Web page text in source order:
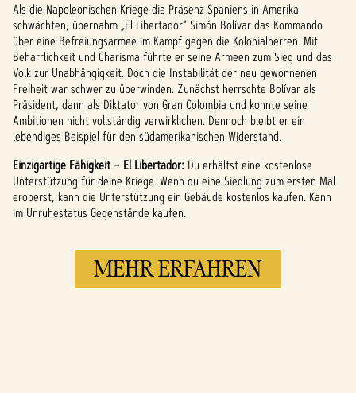
Datenschutzbestimmungen
von YouTubeund der
Übertragung von Daten an
die Google-Server zu.
Als die Napoleonischen Kriege die Präsenz Spaniens in Amerika
schwächten, übernahm „El Libertador“ Simón Bolívar das Kommando
über eine Befreiungsarmee im Kampf gegen die Kolonialherren. Mit
Beharrlichkeit und Charisma führte er seine Armeen zum Sieg und das
Volk zur Unabhängigkeit. Doch die Instabilität der neu gewonnenen
Freiheit war schwer zu überwinden. Zunächst herrschte Bolívar als
Präsident, dann als Diktator von Gran Colombia und konnte seine
Ambitionen nicht vollständig verwirklichen. Dennoch bleibt er ein
lebendiges Beispiel für den südamerikanischen Widerstand.
Einzigartige Fähigkeit – El Libertador: Du erhältst eine kostenlose
Unterstützung für deine Kriege. Wenn du eine Siedlung zum ersten Mal
eroberst, kann die Unterstützung ein Gebäude kostenlos kaufen. Kann
im Unruhestatus Gegenstände kaufen.
MEHR ERFAHREN